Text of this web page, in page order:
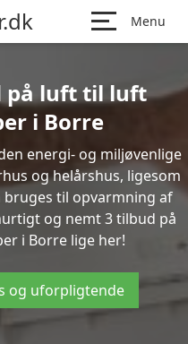
Menu
på luft til luft
i Borre
energi- og miljøvenlige
og helårshus, ligesom
til opvarmning af
og nemt 3 tilbud på
i Borre lige her!
og uforpligtende